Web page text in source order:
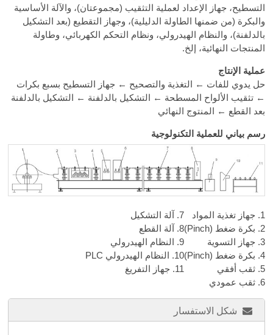
التسطيح، جهاز الإعداد لعملية التثقيب (مجموعتان)، والآلة الأساسية
والبكرة (من ضمنها الطاولة الدليلية)، وجهاز التقطيع (بعد التشكيل
بالدلفنة)، والنظام الهيدرولي، ونظام التحكم الكهربائي، وطاولة
المنتجات النهائية، إلخ.
عملية الإنتاج
حل يدوي للفات ← التغذية والتصحيح ← جهاز التسطيح بسبع بكرات
← تثقيب الألواح المسطحة ← التشكيل بالدلفنة ← التشكيل بالدلفنة
بعد القطع ← المنتوج النهائي
رسم بياني للعملية التكنولوجية
1. جهاز تغذية المواد
2. بكرة ضغط (Pinch)
3. جهاز التسوية
4. بكرة ضغط (Pinch)
5. ثقب أفقي
6. ثقب عمودي
7. آلة التشكيل
8. آلة القطع
9. النظام الهيدرولي
10. النظام الهيدرولي PLC
11. جهاز التفريغ
شكل الاستفسار